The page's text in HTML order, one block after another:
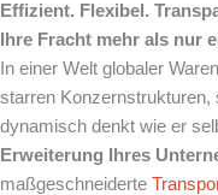
Effizient. Flexibel.
Ihre Fracht mehr als nur
In einer Welt globaler
starren Konzernstrukturen,
dynamisch denkt wie er
Erweiterung Ihres
maßgeschneiderte